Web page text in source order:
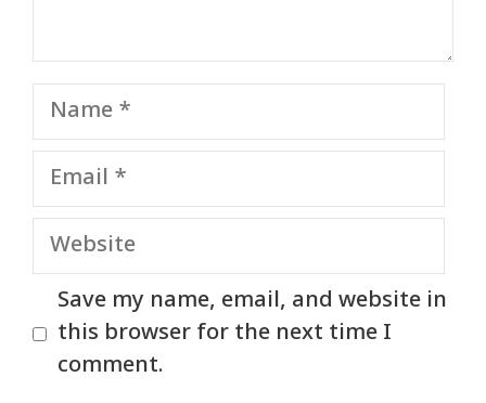
Name
Email
Website
Save my name, email, and website in
this browser for the next time I
comment.